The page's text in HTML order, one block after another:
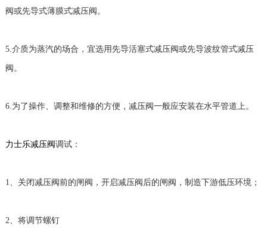
阀或先导式薄膜式减压阀。
5.介质为蒸汽的场合，宜选用先导活塞式减压阀或先导波纹管式减压
阀。
6.为了操作、调整和维修的方便，减压阀一般应安装在水平管道上。
力士乐减压阀调试：
1、关闭减压阀前的闸阀，开启减压阀后的闸阀，制造下游低压环境；
2、将调节螺钉